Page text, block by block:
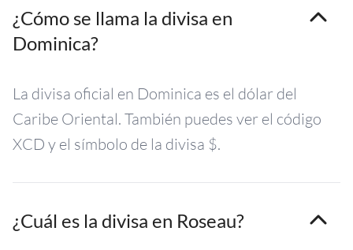
¿Cómo se llama la divisa en
Dominica?
La divisa oficial en Dominica es el dólar del
Caribe Oriental. También puedes ver el código
XCD y el símbolo de la divisa $.
¿Cuál es la divisa en Roseau?